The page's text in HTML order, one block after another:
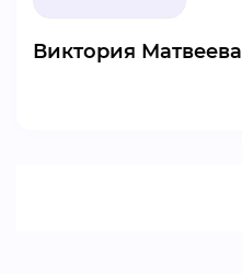
БАЗА ЗНАНИЙ
Виктория Матвеева